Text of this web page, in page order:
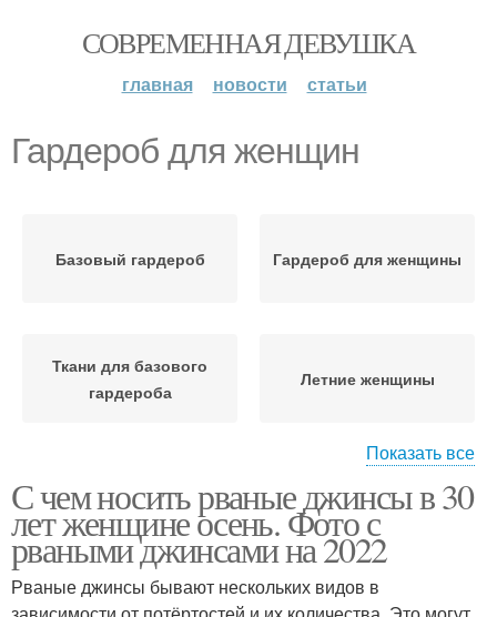
СОВРЕМЕННАЯ ДЕВУШКА
главная новости статьи
Гардероб для женщин
Базовый гардероб Гардероб для женщины
Ткани для базового
гардероба
Летние женщины
“зимний гардероб
Мода для женщин
Показать все
С чем носить рваные джинсы в 30
лет женщине осень. Фото с
рваными джинсами на 2022
Рваные джинсы бывают нескольких видов в